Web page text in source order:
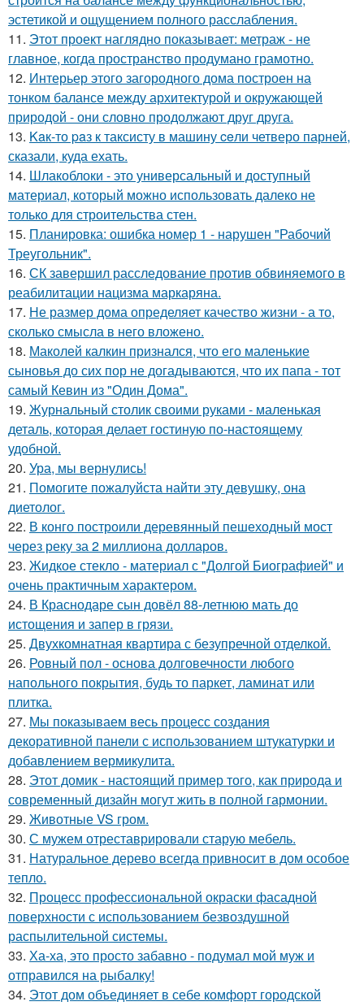
эстетикой и ощущением полного расслабления.
11. Этот проект наглядно показывает: метраж - не
главное, когда пространство продумано грамотно.
12. Интерьер этого загородного дома построен на
тонком балансе между архитектурой и окружающей
природой - они словно продолжают друг друга.
13. Kaк-то paз к таксисту в машину ceли четверо парней,
сказали, куда ехать.
14. Шлакоблоки - это универсальный и доступный
материал, который можно использовать далеко не
только для строительства стен.
15. Планировка: ошибка номер 1 - нарушен "Рабочий
Треугольник".
16. СК завершил расследование против обвиняемого в
реабилитации нацизма маркаряна.
17. Не размер дома определяет качество жизни - а то,
сколько смысла в него вложено.
18. Маколей калкин признался, что его маленькие
сыновья до сих пор не догадываются, что их папа - тот
самый Кевин из "Один Дома".
19. Журнальный столик своими руками - маленькая
деталь, которая делает гостиную по-настоящему
удобной.
20. Ура, мы вернулись!
21. Помогите пожалуйста найти эту девушку, она
диетолог.
22. В конго построили деревянный пешеходный мост
через реку за 2 миллиона долларов.
23. Жидкое стекло - материал с "Долгой Биографией" и
очень практичным характером.
24. В Краснодаре сын довёл 88-летнюю мать до
истощения и запер в грязи.
25. Двухкомнатная квартира с безупречной отделкой.
26. Ровный пол - основа долговечности любого
напольного покрытия, будь то паркет, ламинат или
плитка.
27. Мы показываем весь процесс создания
декоративной панели с использованием штукатурки и
добавлением вермикулита.
28. Этот домик - настоящий пример того, как природа и
современный дизайн могут жить в полной гармонии.
29. Животные VS гром.
30. С мужем отреставрировали старую мебель.
31. Натуральное дерево всегда привносит в дом особое
тепло.
32. Процесс профессиональной окраски фасадной
поверхности с использованием безвоздушной
распылительной системы.
33. Ха-ха, это просто забавно - подумал мой муж и
отправился на рыбалку!
34. Этот дом объединяет в себе комфорт городской